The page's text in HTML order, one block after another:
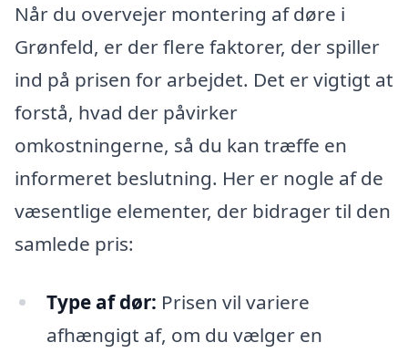
Når du overvejer montering af døre i
Grønfeld, er der flere faktorer, der spiller
ind på prisen for arbejdet. Det er vigtigt at
forstå, hvad der påvirker
omkostningerne, så du kan træffe en
informeret beslutning. Her er nogle af de
væsentlige elementer, der bidrager til den
samlede pris:
Type af dør: Prisen vil variere
afhængigt af, om du vælger en